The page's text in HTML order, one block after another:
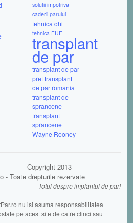
solutii impotriva
caderii parului
tehnica dhi
tehnica FUE
transplant
de par
transplant de par
prettransplant
de par romania
transplant de
sprancene
transplant
sprancene
Wayne Rooney
Copyright 2013
- Toate drepturile rezervate
Totul despre implantul de par!
nu isi asuma responsabilitatea
pe acest site de catre clinci sau